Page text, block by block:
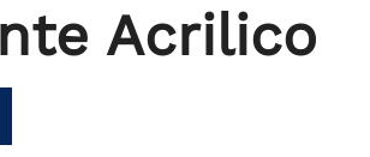
Acrilico